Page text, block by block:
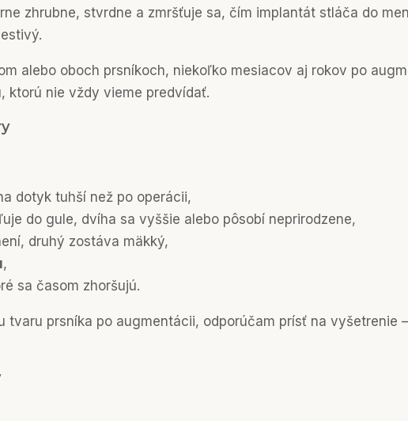
zhrubne, stvrdne a zmršťuje sa, čím implantát stláča do
alebo oboch prsníkoch, niekoľko mesiacov aj rokov po
ktorú nie vždy vieme predvídať.
dotyk tuhší než po operácii,
do gule, dvíha sa vyššie alebo pôsobí neprirodzene,
druhý zostáva mäkký,
,
sa časom zhoršujú.
tvaru prsníka po augmentácii, odporúčam prísť na